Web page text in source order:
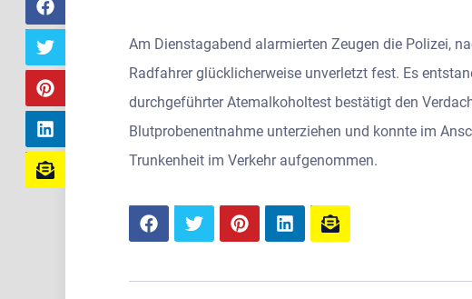
Am Dienstagabend alarmierten Zeugen die Polizei,
Radfahrer glücklicherweise unverletzt fest. Es
durchgeführter Atemalkoholtest bestätigt den
Blutprobenentnahme unterziehen und konnte im
Trunkenheit im Verkehr aufgenommen.